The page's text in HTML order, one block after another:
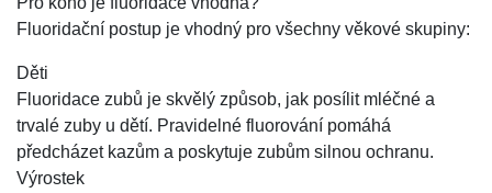
Fluoridační postup je vhodný pro všechny věkové skupiny:
Děti
Fluoridace zubů je skvělý způsob, jak posílit mléčné a
trvalé zuby u dětí. Pravidelné fluorování pomáhá
předcházet kazům a poskytuje zubům silnou ochranu.
Výrostek